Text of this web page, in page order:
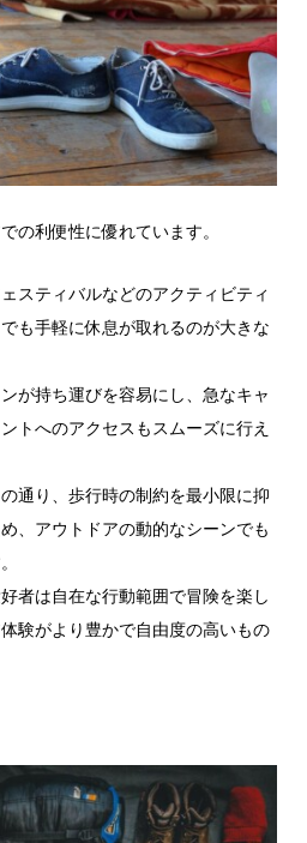
の利便性に優れています。
スティバルなどのアクティビティ
も手軽に休息が取れるのが大きな
が持ち運びを容易にし、急なキャ
トへのアクセスもスムーズに行え
通り、歩行時の制約を最小限に抑
、アウトドアの動的なシーンでも
者は自在な行動範囲で冒険を楽し
験がより豊かで自由度の高いもの